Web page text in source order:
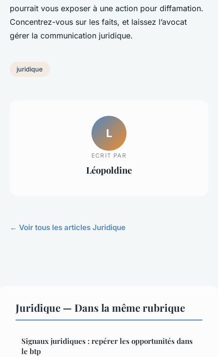
pourrait vous exposer à une action pour diffamation.
Concentrez-vous sur les faits, et laissez l’avocat
gérer la communication juridique.
juridique
L
ECRIT PAR
Léopoldine
← Voir tous les articles Juridique
Juridique — Dans la même rubrique
Signaux juridiques : repérer les opportunités dans
le btp